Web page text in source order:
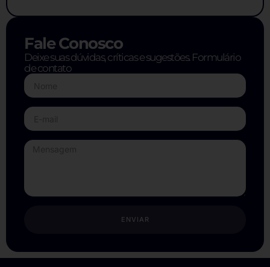
Fale Conosco
Deixe suas dúvidas, críticas e sugestões. Formulário
de contato
ENVIAR